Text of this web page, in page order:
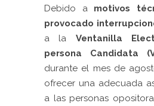
Debido a motivos
provocado
a la Ventanilla
persona Candidata
durante el mes de
ofrecer una adecuada
a las personas